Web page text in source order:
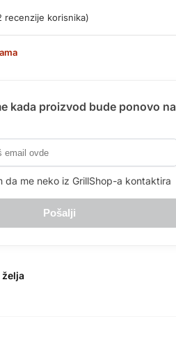
recenzije korisnika)
kada proizvod bude ponovo na
da me neko iz GrillShop-a kontaktira